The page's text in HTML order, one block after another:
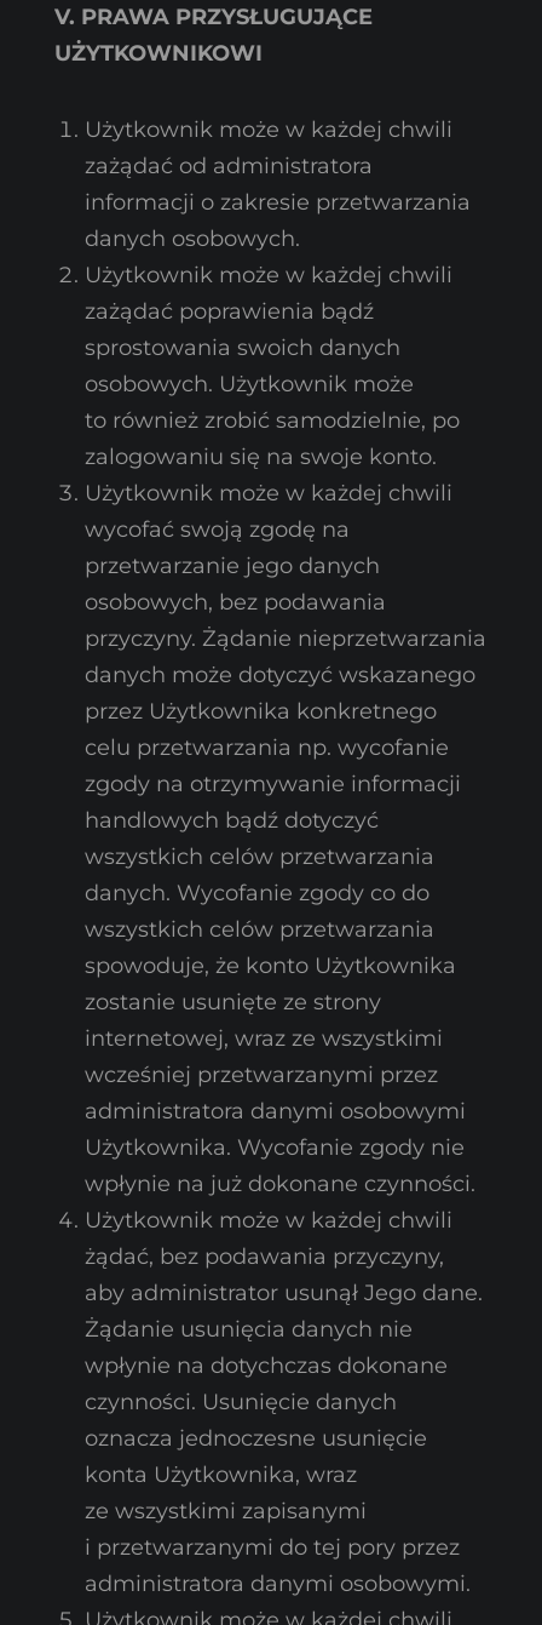
V. PRAWA PRZYSŁUGUJĄCE
UŻYTKOWNIKOWI
Użytkownik może w każdej chwili
zażądać od administratora
informacji o zakresie przetwarzania
danych osobowych.
Użytkownik może w każdej chwili
zażądać poprawienia bądź
sprostowania swoich danych
osobowych. Użytkownik może
to również zrobić samodzielnie, po
zalogowaniu się na swoje konto.
Użytkownik może w każdej chwili
wycofać swoją zgodę na
przetwarzanie jego danych
osobowych, bez podawania
przyczyny. Żądanie nieprzetwarzania
danych może dotyczyć wskazanego
przez Użytkownika konkretnego
celu przetwarzania np. wycofanie
zgody na otrzymywanie informacji
handlowych bądź dotyczyć
wszystkich celów przetwarzania
danych. Wycofanie zgody co do
wszystkich celów przetwarzania
spowoduje, że konto Użytkownika
zostanie usunięte ze strony
internetowej, wraz ze wszystkimi
wcześniej przetwarzanymi przez
administratora danymi osobowymi
Użytkownika. Wycofanie zgody nie
wpłynie na już dokonane czynności.
Użytkownik może w każdej chwili
żądać, bez podawania przyczyny,
aby administrator usunął Jego dane.
Żądanie usunięcia danych nie
wpłynie na dotychczas dokonane
czynności. Usunięcie danych
oznacza jednoczesne usunięcie
konta Użytkownika, wraz
ze wszystkimi zapisanymi
i przetwarzanymi do tej pory przez
administratora danymi osobowymi.